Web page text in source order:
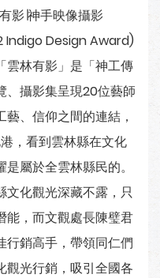
影∣神手映像攝影
Indigo Design Award)
雲林有影」是「神工傳
、攝影集呈現20位藝師
、信仰之間的連結，
，看到雲林縣在文化
屬於全雲林縣民的。
化觀光深藏不露，只
能，而文觀處長陳璧君
行銷高手，帶領同仁們
觀光行銷，吸引全國各